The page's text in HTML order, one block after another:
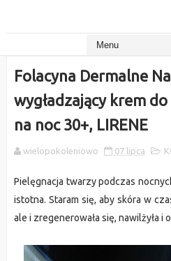
Folacyna Dermalne
wygładzający krem
na noc 30+, LIRENE
wielopokoleniowo 07 lipca
Pielęgnacja twarzy podczas
istotna. Staram się, aby skóra w
ale i zregenerowała się, nawilżyła i